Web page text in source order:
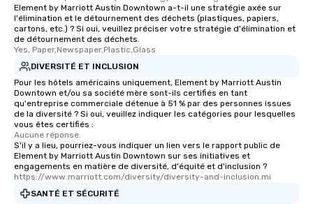
Element by Marriott Austin Downtown a-t-il une stratégie axée sur
l'élimination et le détournement des déchets (plastiques, papiers,
cartons, etc.) ? Si oui, veuillez préciser votre stratégie d'élimination et
de détournement des déchets.
Yes, Paper,Newspaper,Plastic,Glass
DIVERSITÉ ET INCLUSION
Pour les hôtels américains uniquement, Element by Marriott Austin
Downtown et/ou sa société mère sont-ils certifiés en tant
qu'entreprise commerciale détenue à 51 % par des personnes issues
de la diversité ? Si oui, veuillez indiquer les catégories pour lesquelles
vous êtes certifiés :
Aucune réponse.
S'il y a lieu, pourriez-vous indiquer un lien vers le rapport public de
Element by Marriott Austin Downtown sur ses initiatives et
engagements en matière de diversité, d'équité et d'inclusion ?
https://www.marriott.com/diversity/diversity-and-inclusion.mi
SANTÉ ET SÉCURITÉ